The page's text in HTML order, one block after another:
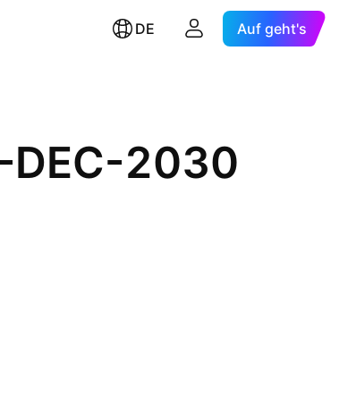
DE Auf geht's
2030